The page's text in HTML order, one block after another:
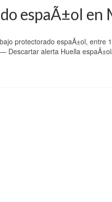
espaÃ±ol en
protectorado espaÃ±ol, entre
Descartar alerta Huella